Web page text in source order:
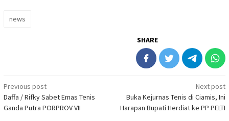
news
SHARE
Post
navigation
Previous post
Daffa / Rifky Sabet Emas Tenis
Ganda Putra PORPROV VII
Next post
Buka Kejurnas Tenis di Ciamis, Ini
Harapan Bupati Herdiat ke PP PELTI